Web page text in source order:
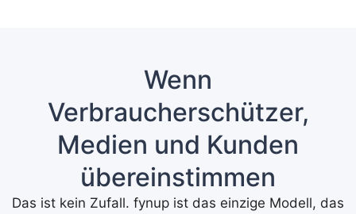
Wenn
Verbraucherschützer,
Medien und Kunden
übereinstimmen
Das ist kein Zufall. fynup ist das einzige Modell, das